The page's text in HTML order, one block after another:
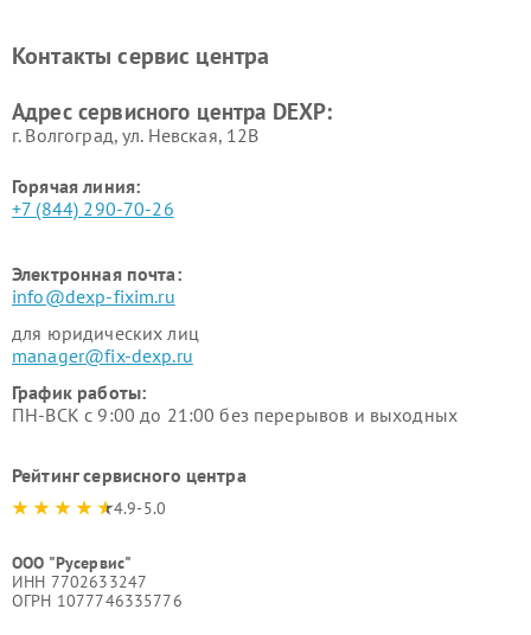
Ремонт серверов DEXP
Ремонт мини пк DEXP
Контакты сервис центра
Адрес сервисного центра DEXP:
г. Волгоград, ул. Невская, 12В
Горячая линия:
+7 (844) 290-70-26
Электронная почта:
info@dexp-fixim.ru
для юридических лиц
manager@fix-dexp.ru
График работы:
ПН-ВСК с 9:00 до 21:00 без перерывов и выходных
Рейтинг сервисного центра
4.9-5.0
ООО "Русервис"
ИНН 7702633247
ОГРН 1077746335776